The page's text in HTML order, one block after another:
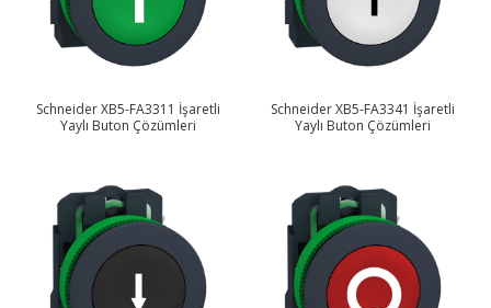
Schneider XB5-FA3311 İşaretli
Yaylı Buton Çözümleri
Schneider XB5-FA3341 İşaretli
Yaylı Buton Çözümleri